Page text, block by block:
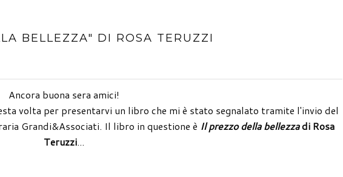
BELLEZZA" DI ROSA TERUZZI
Ancora buona sera amici!
volta per presentarvi un libro che mi è stato segnalato tramite l'invio del
Grandi&Associati. Il libro in questione è Il prezzo della bellezzadi Rosa
Teruzzi...